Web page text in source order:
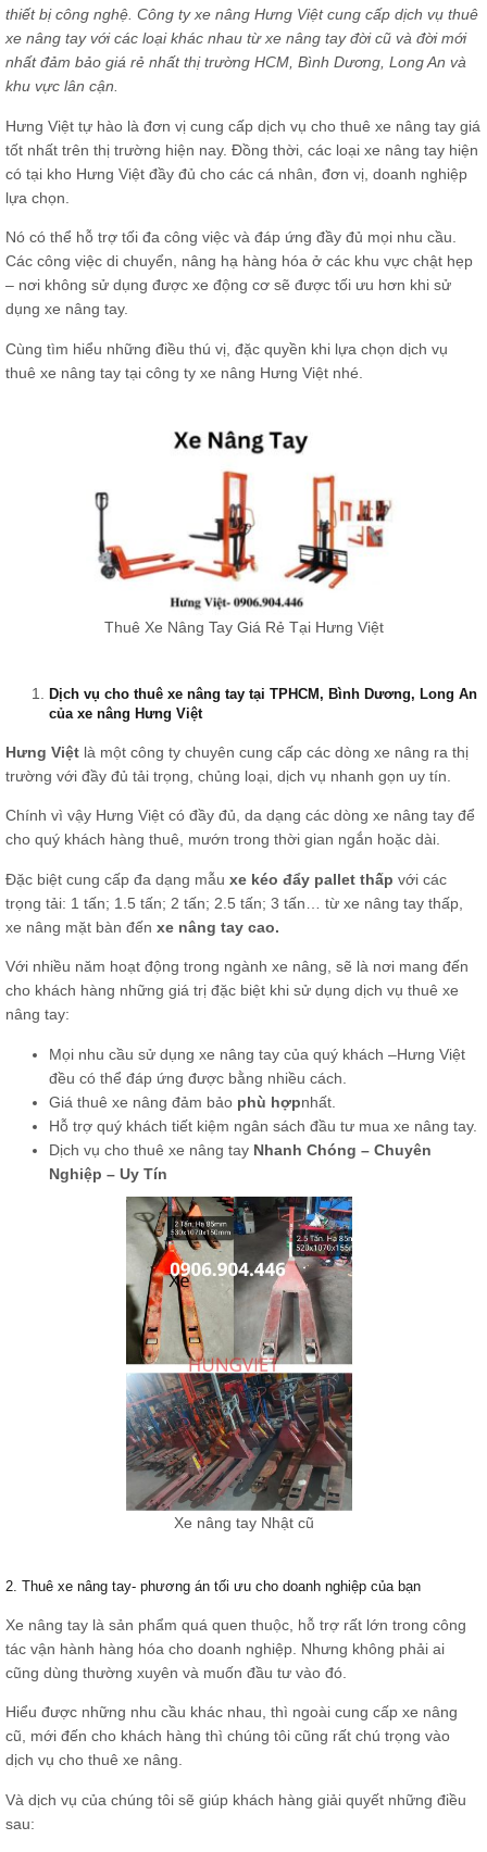
thiết bị công nghệ. Công ty xe nâng Hưng Việtcung cấp dịch vụ thuê
xe nâng tay với các loại khác nhau từ xe nâng tay đời cũ và đời mới
nhất đảm bảo giá rẻ nhất thị trường HCM, Bình Dương, Long An và
khu vực lân cận.
Hưng Việt tự hào là đơn vị cung cấp dịch vụ cho thuê xe nâng tay giá
tốt nhất trên thị trường hiện nay. Đồng thời, các loại xe nâng tay hiện
có tại kho Hưng Việt đầy đủ cho các cá nhân, đơn vị, doanh nghiệp
lựa chọn.
Nó có thể hỗ trợ tối đa công việc và đáp ứng đầy đủ mọi nhu cầu.
Các công việc di chuyển, nâng hạ hàng hóa ở các khu vực chật hẹp
– nơi không sử dụng được xe động cơ sẽ được tối ưu hơn khi sử
dụng xe nâng tay.
Cùng tìm hiểu những điều thú vị, đặc quyền khi lựa chọn dịch vụ
thuê xe nâng tay tại công ty xe nâng Hưng Việt nhé.
Thuê Xe Nâng Tay Giá Rẻ Tại Hưng Việt
Dịch vụ cho thuê xe nâng tay tại TPHCM, Bình Dương, Long An
của xe nâng Hưng Việt
Hưng Việt là một công ty chuyên cung cấp các dòng xe nâng ra thị
trường với đầy đủ tải trọng, chủng loại, dịch vụ nhanh gọn uy tín.
Chính vì vậy Hưng Việt có đầy đủ, da dạng các dòng xe nâng tay để
cho quý khách hàng thuê, mướn trong thời gian ngắn hoặc dài.
Đặc biệt cung cấp đa dạng mẫu xe kéo đẩy pallet thấp với các
trọng tải: 1 tấn; 1.5 tấn; 2 tấn; 2.5 tấn; 3 tấn… từ xe nâng tay thấp,
xe nâng mặt bàn đến xe nâng tay cao.
Với nhiều năm hoạt động trong ngành xe nâng, sẽ là nơi mang đến
cho khách hàng những giá trị đặc biệt khi sử dụng dịch vụ thuê xe
nâng tay:
Mọi nhu cầu sử dụng xe nâng tay của quý khách –Hưng Việt
đều có thể đáp ứng được bằng nhiều cách.
Giá thuê xe nâng đảm bảo phù hợpnhất.
Hỗ trợ quý khách tiết kiệm ngân sách đầu tư mua xe nâng tay.
Dịch vụ cho thuê xe nâng tay Nhanh Chóng – Chuyên
Nghiệp – Uy Tín
Xe nâng tay Nhật cũ
2. Thuê xe nâng tay- phương án tối ưu cho doanh nghiệp của bạn
Xe nâng tay là sản phẩm quá quen thuộc, hỗ trợ rất lớn trong công
tác vận hành hàng hóa cho doanh nghiệp. Nhưng không phải ai
cũng dùng thường xuyên và muốn đầu tư vào đó.
Hiểu được những nhu cầu khác nhau, thì ngoài cung cấp xe nâng
cũ, mới đến cho khách hàng thì chúng tôi cũng rất chú trọng vào
dịch vụ cho thuê xe nâng.
Và dịch vụ của chúng tôi sẽ giúp khách hàng giải quyết những điều
sau: